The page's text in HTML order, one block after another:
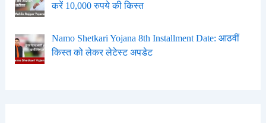
करें 10,000 रुपये की किस्त
Namo Shetkari Yojana 8th Installment Date: आठवीं
किस्त को लेकर लेटेस्ट अपडेट